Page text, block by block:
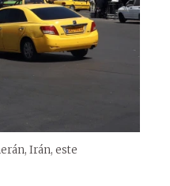
Irán, este